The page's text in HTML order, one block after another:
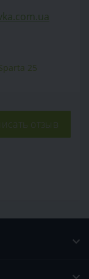
25
отзыв